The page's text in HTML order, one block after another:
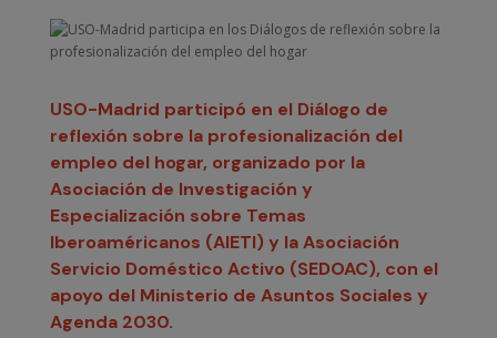
USO-Madrid participó en el Diálogo de
reflexión sobre la profesionalización del
empleo del hogar, organizado por la
Asociación de Investigación y
Especialización sobre Temas
Iberoaméricanos (AIETI) y la Asociación
Servicio Doméstico Activo (SEDOAC), con el
apoyo del Ministerio de Asuntos Sociales y
Agenda 2030.